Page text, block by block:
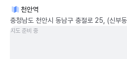
천안역
충청남도 천안시 동남구 충절로 25, (신부
지도 준비 중